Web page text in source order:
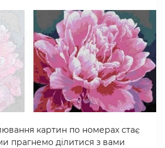
картин по номерах стає
прагнемо ділитися з вами